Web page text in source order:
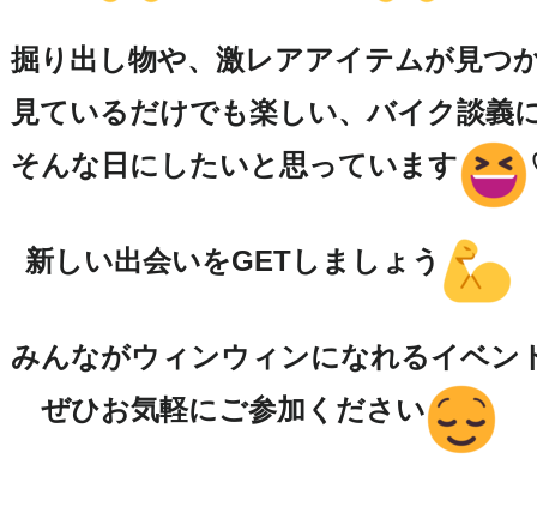
掘り出し物や、激レアアイテムが見つ
見ているだけでも楽しい、バイク談義
そんな日にしたいと思っています
新しい出会いをGETしましょう
みんながウィンウィンになれるイベン
ぜひお気軽にご参加ください